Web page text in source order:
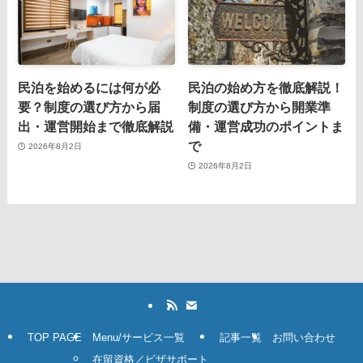
民泊を始めるには何が必
要？制度の選び方から届
出・運営開始まで徹底解説
2026年8月2日
民泊の始め方を徹底解説！
制度の選び方から開業準
備・運営成功のポイントま
で
2026年8月2日
TOP PAGE
Menu/サービス一覧
在留資格／ビザサポート
記事一覧 お問い合わせ